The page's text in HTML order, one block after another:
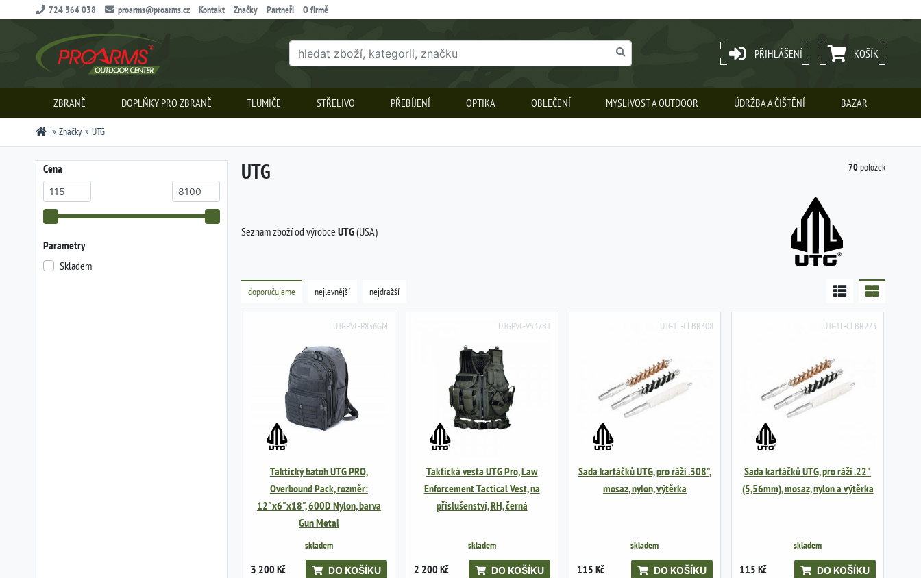
724 364 038 proarms@proarms.cz Kontakt Značky Partneři O firmě
PŘIHLÁŠENÍ KOŠÍK
ZBRANĚ DOPLŇKY PRO ZBRANĚ TLUMIČE STŘELIVO PŘEBÍJENÍ OPTIKA OBLEČENÍ MYSLIVOST A OUTDOOR ÚDRŽBA A ČIŠTĚNÍ BAZAR
Značky UTG
UTG
Seznam zboží od výrobce UTG(USA)
70položek
doporučujeme nejlevnější nejdražší
UTGPVC-P836GM
Taktický batoh UTG PRO,
Overbound Pack, rozměr:
12"x6"x18", 600D Nylon, barva
Gun Metal
skladem
3 200 Kč DO KOŠÍKU
UTGPVC-V547BT
Taktická vesta UTG Pro, Law
Enforcement Tactical Vest, na
příslušenství, RH, černá
skladem
2 200 Kč DO KOŠÍKU
UTGTL-CLBR308
Sada kartáčků UTG, pro ráži .308",
mosaz, nylon, výtěrka
skladem
115 Kč DO KOŠÍKU
UTGTL-CLBR223
Sada kartáčků UTG, pro ráži .22"
(5,56mm), mosaz, nylon a výtěrka
skladem
115 Kč DO KOŠÍKU
Cena
Parametry
Skladem